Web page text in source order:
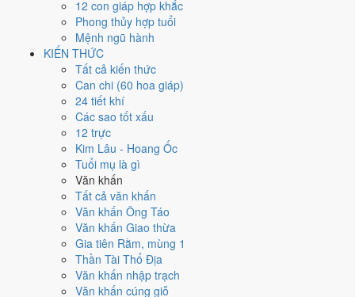
12 con giáp hợp khắc
Phong thủy hợp tuổi
Mệnh ngũ hành
KIẾN THỨC
Tất cả kiến thức
Can chi (60 hoa giáp)
24 tiết khí
Các sao tốt xấu
12 trực
Kim Lâu - Hoang Ốc
Tuổi mụ là gì
Văn khấn
Tất cả văn khấn
Văn khấn Ông Táo
Văn khấn Giao thừa
Gia tiên Rằm, mùng 1
Thần Tài Thổ Địa
Văn khấn nhập trạch
Văn khấn cúng giỗ
Hợi, Mão, Ngọhợp ngày; tuổi
Ngày 25/12/2021 tốt hay xấu cho
việc gì?
Ngày 25/12/2021 đạt3.6/10
Mở kho - xuất hàng (5/10), thấp nhất là
Nguy (ngày nguy hiểm, đầy biến động) và gặp Sao Câu Trận hắc đạo
nên điểm từng việc chênh nhau như bảng dưới.
Cưới hỏi - đính hôn
Trung bình
Cưới hỏi - đính hôn hôm nay ở
Hắc Đạogây bất lợi.
Cách tính ngày tốt
Khai trương - mở cửa hàng